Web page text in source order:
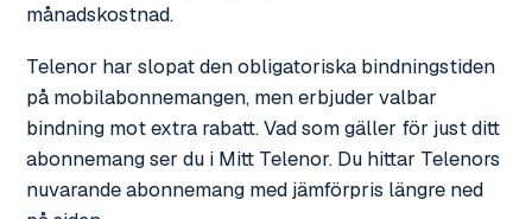
månadskostnad.
Telenor har slopat den obligatoriska bindningstiden
på mobilabonnemangen, men erbjuder valbar
bindning mot extra rabatt. Vad som gäller för just ditt
abonnemang ser du i Mitt Telenor. Du hittar Telenors
nuvarande abonnemang med jämförpris längre ned